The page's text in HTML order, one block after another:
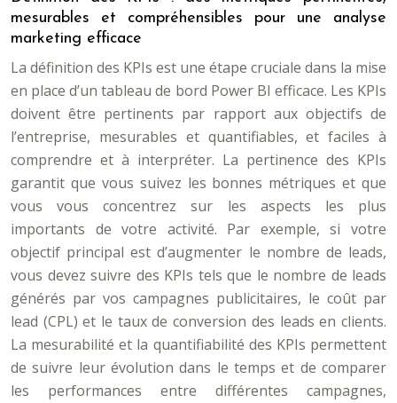
mesurables et compréhensibles pour une analyse
marketing efficace
La définition des KPIs est une étape cruciale dans la mise
en place d’un tableau de bord Power BI efficace. Les KPIs
doivent être pertinents par rapport aux objectifs de
l’entreprise, mesurables et quantifiables, et faciles à
comprendre et à interpréter. La pertinence des KPIs
garantit que vous suivez les bonnes métriques et que
vous vous concentrez sur les aspects les plus
importants de votre activité. Par exemple, si votre
objectif principal est d’augmenter le nombre de leads,
vous devez suivre des KPIs tels que le nombre de leads
générés par vos campagnes publicitaires, le coût par
lead (CPL) et le taux de conversion des leads en clients.
La mesurabilité et la quantifiabilité des KPIs permettent
de suivre leur évolution dans le temps et de comparer
les performances entre différentes campagnes,